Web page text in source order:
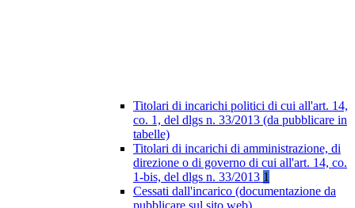
Titolari di incarichi politici di cui all'art. 14,
co. 1, del dlgs n. 33/2013 (da pubblicare in
tabelle)
Titolari di incarichi di amministrazione, di
direzione o di governo di cui all'art. 14, co.
1-bis, del dlgs n. 33/2013 1
Cessati dall'incarico (documentazione da